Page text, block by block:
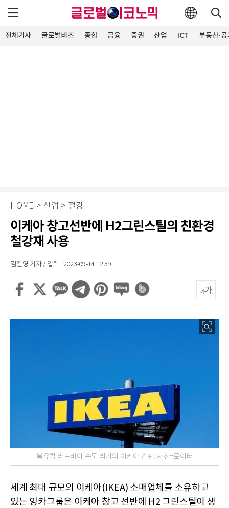
전체기사 글로벌비즈 종합 금융 증권 산업 ICT 부동산·
HOME > 산업 > 철강
이케아 창고선반에 H2그린스틸의 친환경
철강재 사용
김진영 기자 / 입력 : 2023-09-14 12:39
북유럽 라트비아 수도 리가의 이케아 간판. 사진=로이터
세계 최대 규모의 이케아(IKEA) 소매업체를 소유하고
있는 잉카그룹은 이케아 창고 선반에 H2 그린스틸이 생